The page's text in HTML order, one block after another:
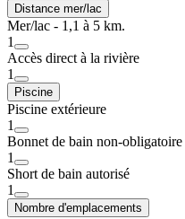
Distance mer/lac
Mer/lac - 1,1 à 5 km.
1
Accès direct à la rivière
1
Piscine
Piscine extérieure
1
Bonnet de bain non-obligatoire
1
Short de bain autorisé
1
Nombre d'emplacements